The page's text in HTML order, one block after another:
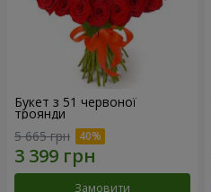
Букет з 51 червоної
троянди
5 665 грн
Замовити